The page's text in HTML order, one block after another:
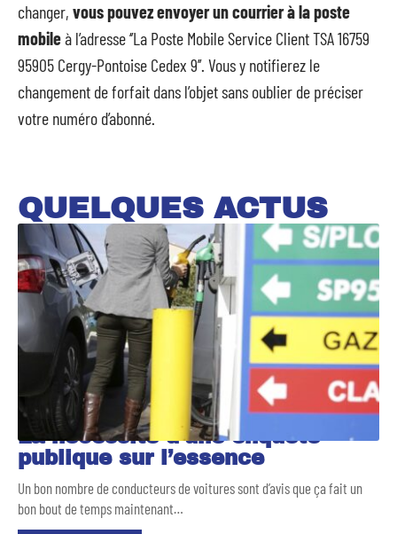
changer, vous pouvez envoyer un courrier à la poste
mobileà l’adresse ‘’La Poste Mobile Service Client TSA 16759
95905 Cergy-Pontoise Cedex 9’’. Vous y notifierez le
changement de forfait dans l’objet sans oublier de préciser
votre numéro d’abonné.
QUELQUES ACTUS
La nécessité d’une enquête
publique sur l’essence
Un bon nombre de conducteurs de voitures sont d’avis que ça fait un
bon bout de temps maintenant…